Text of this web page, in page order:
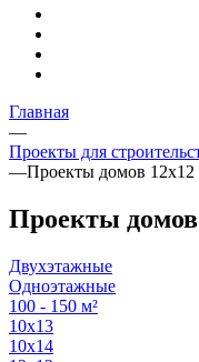
Главная
—
Проекты для
—Проекты домов 12х12
Проекты домов
Двухэтажные
Одноэтажные
100 - 150 м²
10х13
10х14